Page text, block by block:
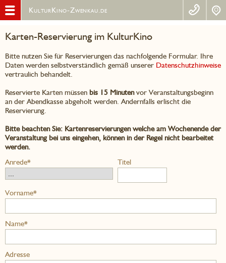
KulturKino-Zwenkau.de
Karten-Reservierung im KulturKino
Bitte nutzen Sie für Reservierungen das nachfolgende Formular. Ihre
Daten werden selbstverständlich gemäß unserer Datenschutzhinweise
vertraulich behandelt.
Reservierte Karten müssen bis 15 Minutenvor Veranstaltungsbeginn
an der Abendkasse abgeholt werden. Andernfalls erlischt die
Reservierung.
Bitte beachten Sie: Kartenreservierungen welche am Wochenende der
Veranstaltung bei uns eingehen, können in der Regel nicht bearbeitet
werden.
Anrede*
Titel
Vorname*
Name*
Adresse